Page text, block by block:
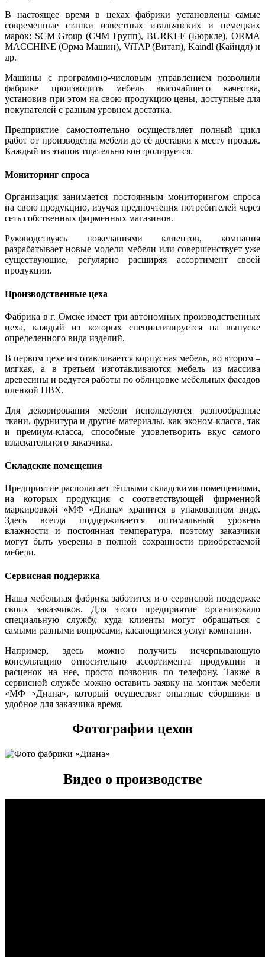
В настоящее время в цехах фабрики установлены самые
современные станки известных итальянских и немецких
марок: SCM Group (СЧМ Групп), BURKLE (Бюркле), ORMA
MACCHINE (Орма Машин), ViTAP (Витап), Kaindl (Кайндл) и
др.
Машины с программно-числовым управлением позволили
фабрике производить мебель высочайшего качества,
установив при этом на свою продукцию цены, доступные для
покупателей с разным уровнем достатка.
Предприятие самостоятельно осуществляет полный цикл
работ от производства мебели до её доставки к месту продаж.
Каждый из этапов тщательно контролируется.
Мониторинг спроса
Организация занимается постоянным мониторингом спроса
на свою продукцию, изучая предпочтения потребителей через
сеть собственных фирменных магазинов.
Руководствуясь пожеланиями клиентов, компания
разрабатывает новые модели мебели или совершенствует уже
существующие, регулярно расширяя ассортимент своей
продукции.
Производственные цеха
Фабрика в г. Омске имеет три автономных производственных
цеха, каждый из которых специализируется на выпуске
определенного вида изделий.
В первом цехе изготавливается корпусная мебель, во втором –
мягкая, а в третьем изготавливаются мебель из массива
древесины и ведутся работы по облицовке мебельных фасадов
пленкой ПВХ.
Для декорирования мебели используются разнообразные
ткани, фурнитура и другие материалы, как эконом-класса, так
и премиум-класса, способные удовлетворить вкус самого
взыскательного заказчика.
Складские помещения
Предприятие располагает тёплыми складскими помещениями,
на которых продукция с соответствующей фирменной
маркировкой «МФ «Диана» хранится в упакованном виде.
Здесь всегда поддерживается оптимальный уровень
влажности и постоянная температура, поэтому заказчики
могут быть уверены в полной сохранности приобретаемой
мебели.
Сервисная поддержка
Наша мебельная фабрика заботится и о сервисной поддержке
своих заказчиков. Для этого предприятие организовало
специальную службу, куда клиенты могут обращаться с
самыми разными вопросами, касающимися услуг компании.
Например, здесь можно получить исчерпывающую
консультацию относительно ассортимента продукции и
расценок на нее, просто позвонив по телефону. Также в
сервисной службе можно оставить заявку на монтаж мебели
«МФ «Диана», который осуществят опытные сборщики в
удобное для заказчика время.
Фотографии цехов
Видео о производстве